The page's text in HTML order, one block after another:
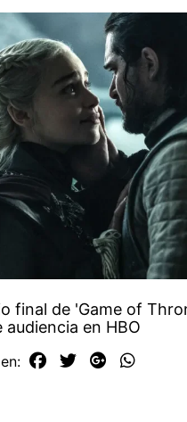
final de 'Game of
audiencia en HBO